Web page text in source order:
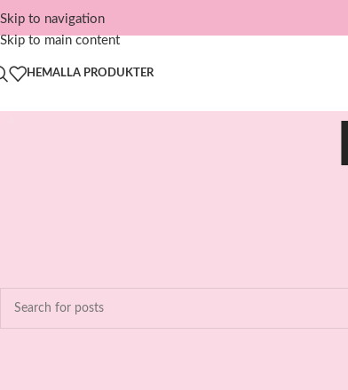
Skip to navigation
Skip to main content
HEMALLA PRODUKTER